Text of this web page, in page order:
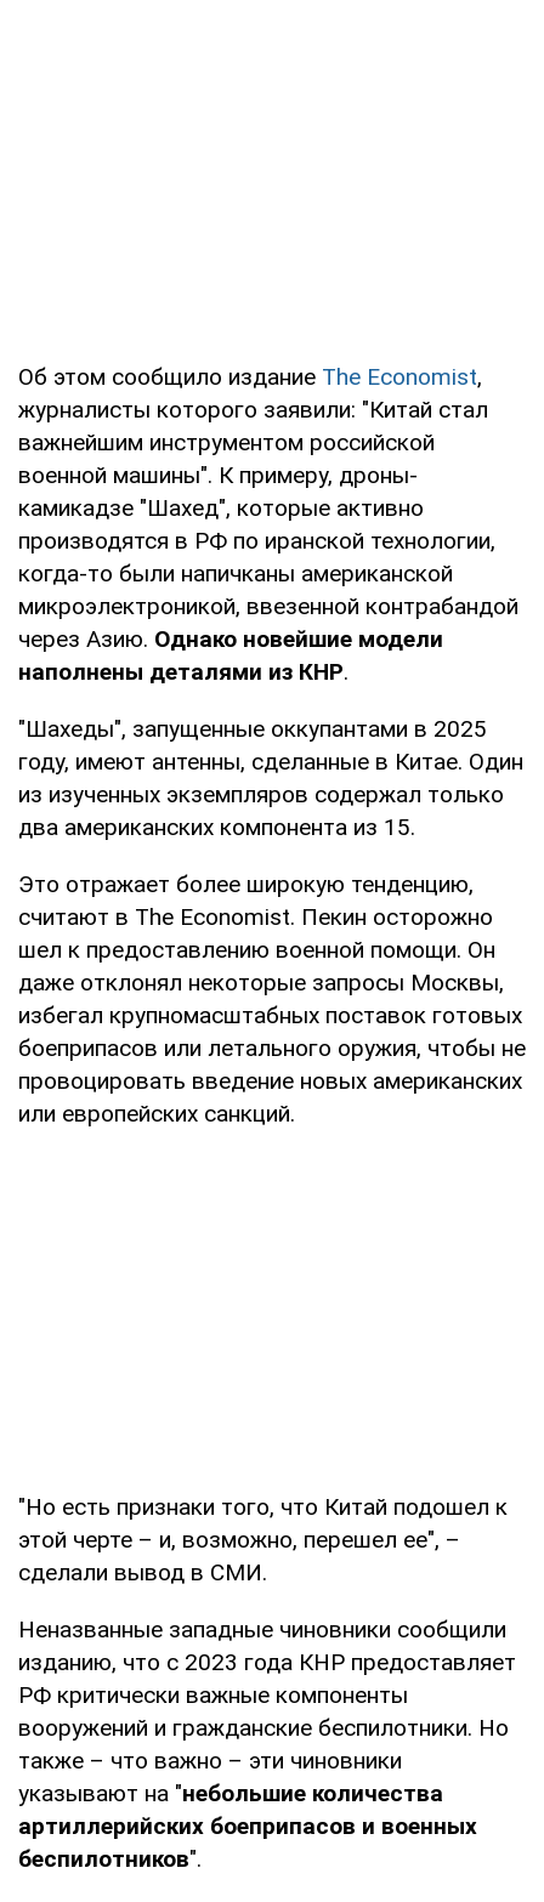
Об этом сообщило издание The Economist,
журналисты которого заявили: "Китай стал
важнейшим инструментом российской
военной машины". К примеру, дроны-
камикадзе "Шахед", которые активно
производятся в РФ по иранской технологии,
когда-то были напичканы американской
микроэлектроникой, ввезенной контрабандой
через Азию. Однако новейшие модели
наполнены деталями из КНР.
"Шахеды", запущенные оккупантами в 2025
году, имеют антенны, сделанные в Китае. Один
из изученных экземпляров содержал только
два американских компонента из 15.
Это отражает более широкую тенденцию,
считают в The Economist. Пекин осторожно
шел к предоставлению военной помощи. Он
даже отклонял некоторые запросы Москвы,
избегал крупномасштабных поставок готовых
боеприпасов или летального оружия, чтобы не
провоцировать введение новых американских
или европейских санкций.
"Но есть признаки того, что Китай подошел к
этой черте – и, возможно, перешел ее", –
сделали вывод в СМИ.
Неназванные западные чиновники сообщили
изданию, что с 2023 года КНР предоставляет
РФ критически важные компоненты
вооружений и гражданские беспилотники. Но
также – что важно – эти чиновники
указывают на "небольшие количества
артиллерийских боеприпасов и военных
беспилотников".